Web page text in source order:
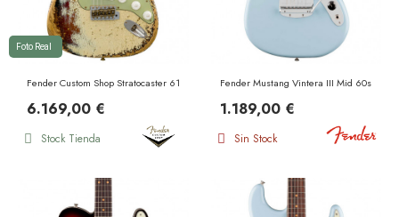
Fender Custom Shop Stratocaster 61 RW Super Heavy Relic Aged Olympic White Over
6.169,00 €
Foto Real
Stock Tienda
Fender Mustang Vintera III Mid 60s RW
1.189,00 €
Sin Stock